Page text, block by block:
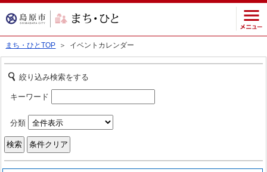
まち・ひとTOP ＞ イベントカレンダー
絞り込み検索をする
キーワード
分類